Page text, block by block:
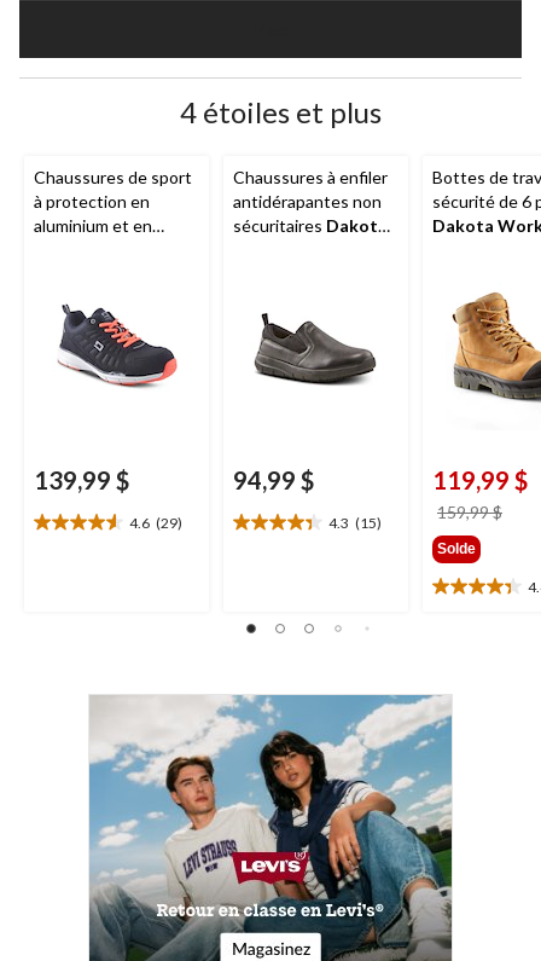
4 étoiles et plus
Chaussures de sport
à protection en
aluminium et en
Series
139,99 $
4.6 (29)
4.6
Chaussures à enfiler
antidérapantes non
sécuritaires Dakota
94,99 $
4.3 (15)
4.3
15
Bottes de
sécurité de 6
Dakota
pour hommes
119,99 $
159,99 $
Solde
4.4
8
évaluations